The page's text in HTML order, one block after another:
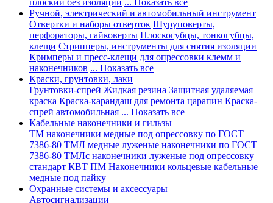
плоский без изоляции ... Показать все
Ручной, электрический и автомобильный инструмент
Отвертки и наборы отверток Шуруповерты,
перфораторы, гайковерты Плоскогубцы, тонкогубцы,
клещи Стрипперы, инструменты для снятия изоляции
Кримперы и пресс-клещи для опрессовки клемм и
наконечников ... Показать все
Краски, грунтовки, лаки
Грунтовки-спрей Жидкая резина Защитная удаляемая
краска Краска-карандаш для ремонта царапин Краска-
спрей автомобильная ... Показать все
Кабельные наконечники и гильзы
ТМ наконечники медные под опрессовку по ГОСТ
7386-80 ТМЛ медные луженые наконечники по ГОСТ
7386-80 ТМЛс наконечники луженые под опрессовку
стандарт КВТ ПМ Наконечники кольцевые кабельные
медные под пайку
Охранные системы и аксессуары
Автосигнализации